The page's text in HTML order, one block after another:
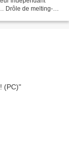
Drôle de melting-